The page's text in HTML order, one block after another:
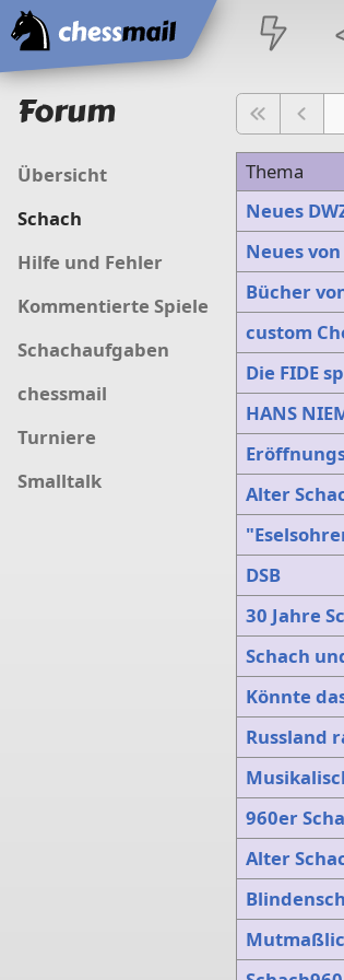
Startseite
Forum
Übersicht
Schach
Hilfe und Fehler
Kommentierte Spiele
Schachaufgaben
chessmail
Turniere
Smalltalk
Thema
Neues
Neues
Bücher
custom
Die FIDE
HANS
Alter
DSB
30 Jahre
Schach
Könnte
Russland
960er
Alter